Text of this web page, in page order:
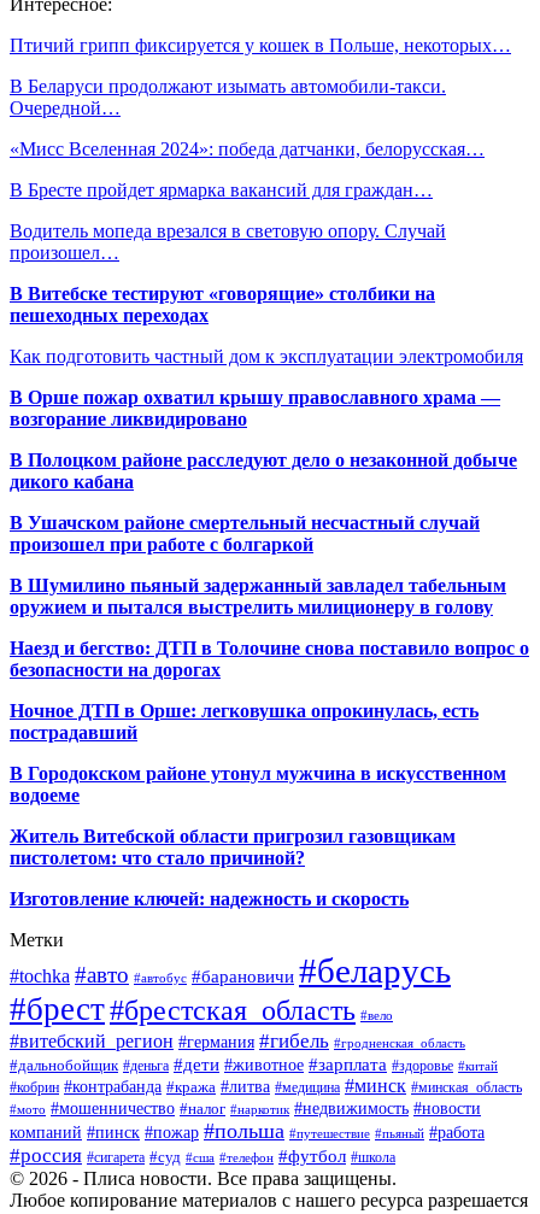
Птичий грипп фиксируется у кошек в Польше, некоторых…
В Беларуси продолжают изымать автомобили-такси.
Очередной…
«Мисс Вселенная 2024»: победа датчанки, белорусская…
В Бресте пройдет ярмарка вакансий для граждан…
Водитель мопеда врезался в световую опору. Случай
произошел…
В Витебске тестируют «говорящие» столбики на
пешеходных переходах
Как подготовить частный дом к эксплуатации электромобиля
В Орше пожар охватил крышу православного храма —
возгорание ликвидировано
В Полоцком районе расследуют дело о незаконной добыче
дикого кабана
В Ушачском районе смертельный несчастный случай
произошел при работе с болгаркой
В Шумилино пьяный задержанный завладел табельным
оружием и пытался выстрелить милиционеру в голову
Наезд и бегство: ДТП в Толочине снова поставило вопрос о
безопасности на дорогах
Ночное ДТП в Орше: легковушка опрокинулась, есть
пострадавший
В Городокском районе утонул мужчина в искусственном
водоеме
Житель Витебской области пригрозил газовщикам
пистолетом: что стало причиной?
Изготовление ключей: надежность и скорость
Метки
#tochka #авто #автобус #барановичи #беларусь
#брест#брестская_область #вело
#витебский_регион #германия #гибель #гродненская_область
#дальнобойщик #деньга #дети #животное #зарплата #здоровье #китай
#кобрин #контрабанда #кража #литва #медицина #минск #минская_область
#мото #мошенничество #налог #наркотик #недвижимость #новости
компаний #пинск #пожар #польша #путешествие #пьяный #работа
#россия #сигарета #суд #сша #телефон #футбол #школа
© 2026 - Плиса новости. Все права защищены.
Любое копирование материалов с нашего ресурса разрешается